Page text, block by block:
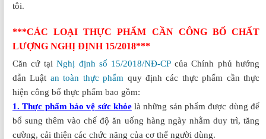
tôi.
***CÁC LOẠI THỰC PHẨM CẦN CÔNG BỐ CHẤT
LƯỢNG NGHỊ ĐỊNH 15/2018***
Căn cứ tạiNghị định số 15/2018/NĐ-CPcủa Chính phủ hướng
dẫn Luật an toàn thực phẩm quy định các thực phẩm cần thực
hiện công bố thực phẩm bao gồm:
1. Thực phẩm bảo vệ sức khỏelà những sản phẩm được dùng để
bổ sung thêm vào chế độ ăn uống hàng ngày nhằm duy trì, tăng
cường, cải thiện các chức năng của cơ thể người dùng.